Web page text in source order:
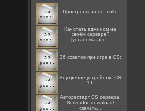
Прострелы на de_nuke
Как стать админом на
своём сервере?
[установка acc...
36 советов при игре в CS:
Внутренне устройство CS
1.6
Авторестарт CS сервера!
Serverdoc download/
скачать...